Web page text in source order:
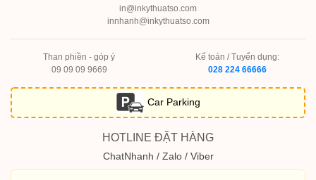
in@inkythuatso.com
innhanh@inkythuatso.com
Than phiền - góp ý
09 09 09 9669
Kế toán / Tuyển dụng:
028 224 66666
Car Parking
HOTLINE ĐẶT HÀNG
ChatNhanh / Zalo / Viber